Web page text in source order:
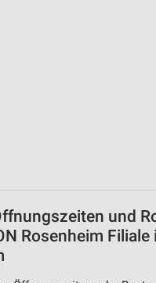
und
Rosenheim Filiale